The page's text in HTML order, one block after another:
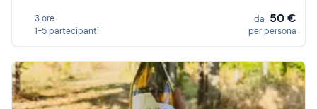
3 ore
1-5 partecipanti
da 50 €
per persona